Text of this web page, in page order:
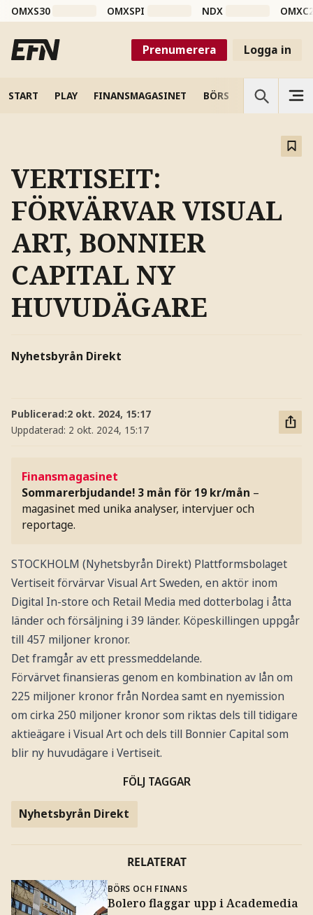
OMXS30 OMXSPI NDX
Prenumerera Logga in
START PLAY FINANSMAGASINET BÖRS VETENSKAP
VERTISEIT:
FÖRVÄRVAR VISUAL
ART, BONNIER
CAPITAL NY
HUVUDÄGARE
Nyhetsbyrån Direkt
Publicerad:2 okt. 2024, 15:17
Uppdaterad: 2 okt. 2024, 15:17
Finansmagasinet
Sommarerbjudande! 3 mån för 19 kr/mån –
magasinet med unika analyser, intervjuer och
reportage.
STOCKHOLM (Nyhetsbyrån Direkt) Plattformsbolaget
Vertiseit förvärvar Visual Art Sweden, en aktör inom
Digital In-store och Retail Media med dotterbolag i åtta
länder och försäljning i 39 länder. Köpeskillingen uppgår
till 457 miljoner kronor.
Det framgår av ett pressmeddelande.
Förvärvet finansieras genom en kombination av lån om
225 miljoner kronor från Nordea samt en nyemission
om cirka 250 miljoner kronor som riktas dels till tidigare
aktieägare i Visual Art och dels till Bonnier Capital som
blir ny huvudägare i Vertiseit.
FÖLJ TAGGAR
Nyhetsbyrån Direkt
RELATERAT
BÖRS OCH FINANS
Bolero flaggar upp i Academedia